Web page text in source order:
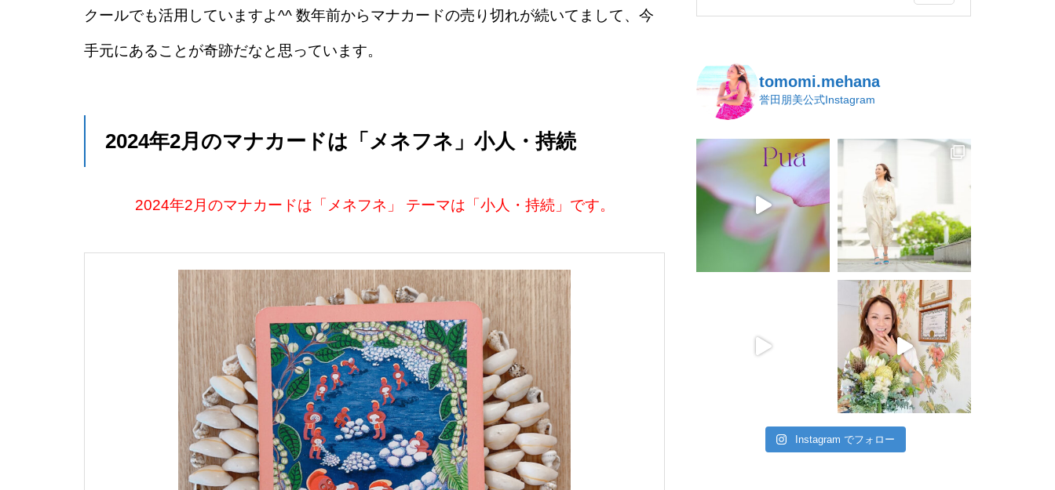
クールでも活用していますよ^^ 数年前からマナカードの売り切れが続いてまして、今
手元にあることが奇跡だなと思っています。
2024年2月のマナカードは「メネフネ」小人・持続
2024年2月のマナカードは「メネフネ」 テーマは「小人・持続」です。
tomomi.mehana
誉田朋美公式Instagram
Instagram でフォロー